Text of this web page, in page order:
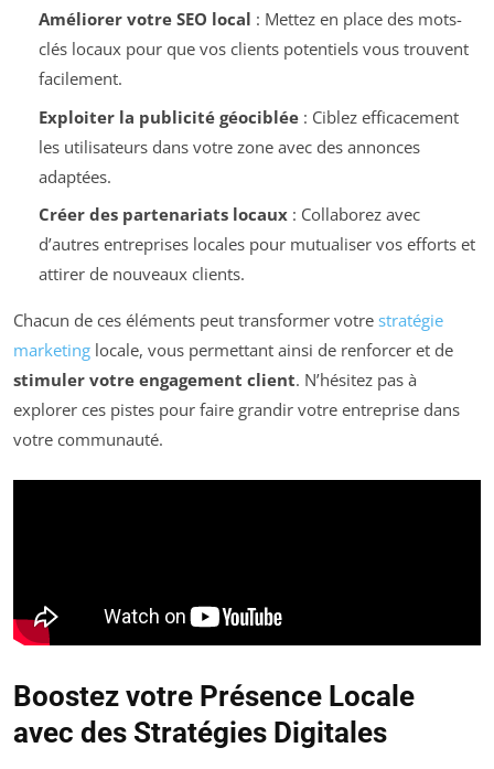
Améliorer votre SEO local : Mettez en place des mots-
clés locaux pour que vos clients potentiels vous trouvent
facilement.
Exploiter la publicité géociblée: Ciblez efficacement
les utilisateurs dans votre zone avec des annonces
adaptées.
Créer des partenariats locaux: Collaborez avec
d’autres entreprises locales pour mutualiser vos efforts et
attirer de nouveaux clients.
Chacun de ces éléments peut transformer votre stratégie
marketing locale, vous permettant ainsi de renforcer et de
stimuler votre engagement client. N’hésitez pas à
explorer ces pistes pour faire grandir votre entreprise dans
votre communauté.
Boostez votre Présence Locale
avec des Stratégies Digitales